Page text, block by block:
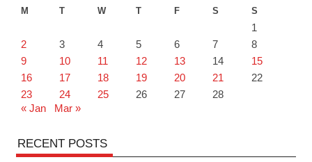
M T W T F S S
1
2
3 4 5 6 7
8
9
10 11 12 13 14
15
16
17 18 19 20 21
22
23
24 25 26 27
28
« Jan
Mar »
RECENT POSTS